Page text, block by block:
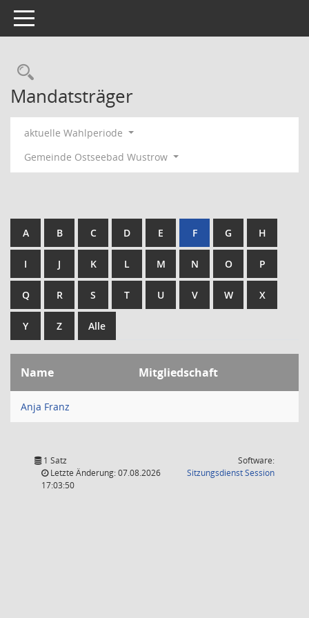
Toggle navigation
Rechercheauswahl
Mandatsträger
aktuelle Wahlperiode
Gemeinde Ostseebad Wustrow
A B C D E F G H
I J K L M N O P
Q R S T U V W X
Y Z Alle
Name Mitgliedschaft
Anja Franz
1 Satz
Letzte Änderung: 07.08.2026
17:03:50
Software:
SitzungsdienstSession(Wird in